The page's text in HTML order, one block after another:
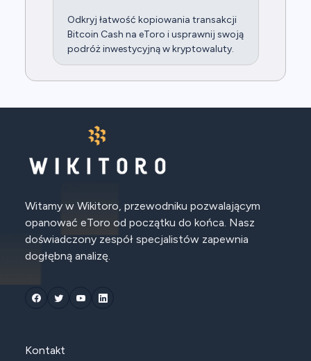
Odkryj łatwość kopiowania transakcji
Bitcoin Cash na eToro i usprawnij swoją
podróż inwestycyjną w kryptowaluty.
Witamy w Wikitoro, przewodniku pozwalającym
opanować eToro od początku do końca. Nasz
doświadczony zespół specjalistów zapewnia
dogłębną analizę.
Kontakt